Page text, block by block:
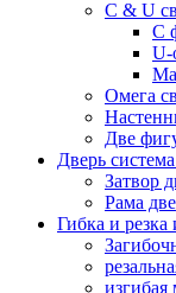
С & U
C
U-
Омега
Две
Дверь
Затвор
Рама
Гибка и